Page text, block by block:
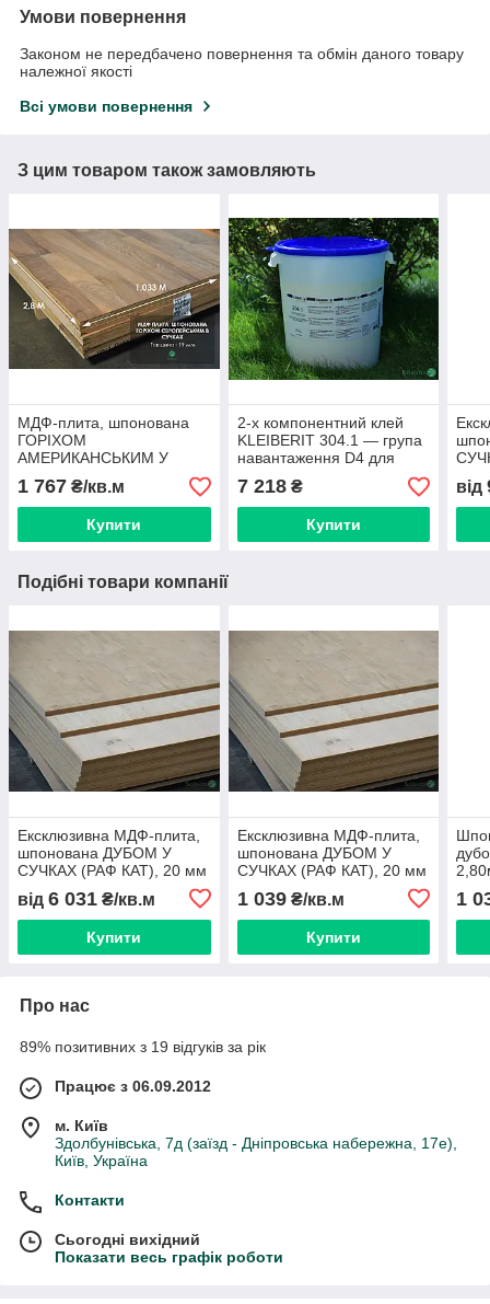
Умови повернення
Законом не передбачено повернення та обмін даного товару
належної якості
Всі умови повернення
З цим товаром також замовляють
МДФ-плита, шпонована
ГОРІХОМ
АМЕРИКАНСЬКИМ У
СУЧКАХ (малюнок
паркет), 19 мм 2,8х1,033
м
1 767 ₴/кв.м
Купити
2-х компонентний клей
KLEIBERIT 304.1 — група
навантаження D4 для
водостійких сполук (відро
26 кг)
7 218₴
Купити
від
Подібні товари компанії
Ексклюзивна МДФ-плита,
шпонована ДУБОМ У
СУЧКАХ (РАФ КАТ), 20 мм
від 6 031 ₴/кв.м
Купити
Ексклюзивна МДФ-плита,
шпонована ДУБОМ У
СУЧКАХ (РАФ КАТ), 20 мм
1 039₴/кв.м
Купити
1
Про нас
89% позитивних з 19 відгуків за рік
Працює з 06.09.2012
м. Київ
Здолбунівська, 7д (заїзд - Дніпровська набережна, 17е),
Київ, Україна
Контакти
Сьогодні вихідний
Показати весь графік роботи